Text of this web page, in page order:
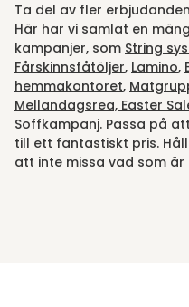
Ta del av fler
Här har vi samlat en
kampanjer, som String
Fårskinnsfåtöljer, Lamino,
hemmakontoret,
Mellandagsrea, Easter
Soffkampanj. Passa på
till ett fantastiskt pris.
att inte missa vad som är